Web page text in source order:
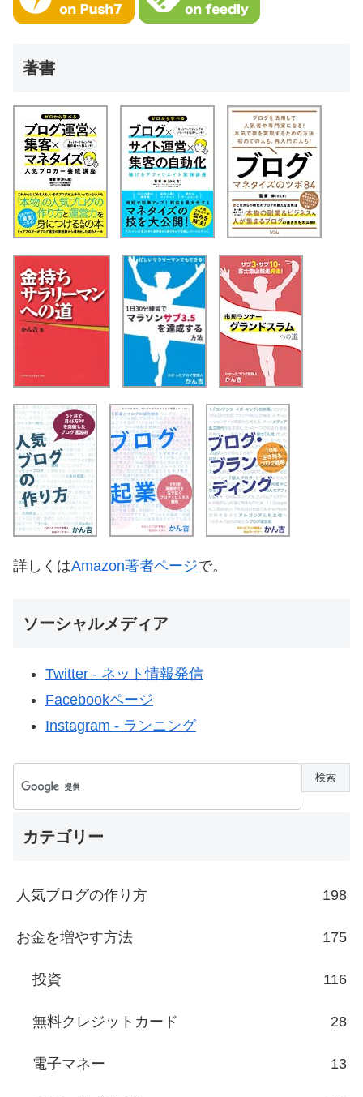
著書
詳しくはAmazon著者ページで。
ソーシャルメディア
Twitter - ネット情報発信
Facebookページ
Instagram - ランニング
カテゴリー
人気ブログの作り方 198
お金を増やす方法 175
投資 116
無料クレジットカード 28
電子マネー 13